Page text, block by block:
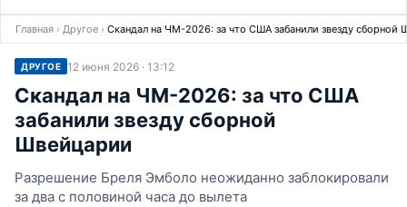
Главная › Другое › Скандал на ЧМ-2026: за что США забанили звезду сборной
ДРУГОЕ 12 июня 2026 · 13:12
Скандал на ЧМ-2026: за что США
забанили звезду сборной
Швейцарии
Разрешение Бреля Эмболо неожиданно заблокировали
за два с половиной часа до вылета